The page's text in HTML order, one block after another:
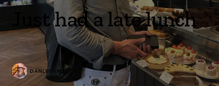
Just had a late lunch
DANLEPARD